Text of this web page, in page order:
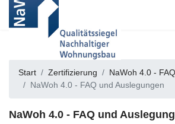
Start Zertifizierung
NaWoh 4.0 -
NaWoh 4.0 - FAQ und Auslegungen
NaWoh 4.0 - FAQ und